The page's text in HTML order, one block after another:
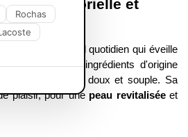
sensorielle et
, un soin corporel quotidien qui éveille
avec des ingrédients d'origine
votre épiderme doux et souple. Sa
plaisir, pour une peau revitaliséeet
Rochas